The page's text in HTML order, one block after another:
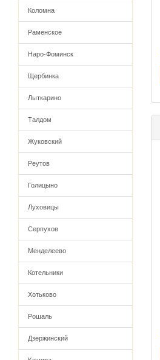
Коломна
Раменское
Наро-Фоминск
Щербинка
Лыткарино
Талдом
Жуковский
Реутов
Голицыно
Луховицы
Серпухов
Менделеево
Котельники
Хотьково
Рошаль
Дзержинский